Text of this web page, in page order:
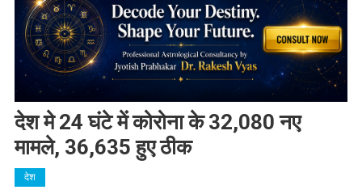
देश मे 24 घंटे में कोरोना के 32,080 नए
मामले, 36,635 हुए ठीक
देश